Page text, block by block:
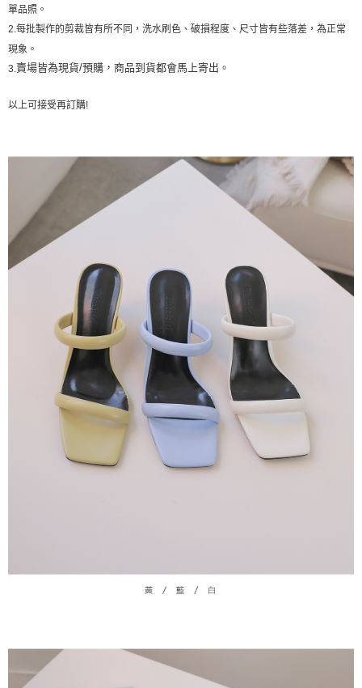
2.基於同意付款使用「大哥付你分期」之契約關係目的，商店將以您的個人
資料（包含姓名、電話或地址）提供予台灣大哥大進項蒐集、處理及利用，
由本公司與您本人進行分期帳單所需資料之確認、核對及更正。
後付繳納相關費用。
※ 交易是否成功請以「AFTEE先享後付 」之結帳頁面顯示為準，若有關於
是否繳費成功／繳費後需取消欲退款等相關疑問，請聯繫「AFTEE先享後付
客戶支援中心」
易，需依本服務之必要範圍內提供個人資料，並將交易相關給付款項請求債
３．未成年的使用者請事先徵得法定代理人或監護人之同意方可使用
「AFTEE先享後付」，若未經同意申辦者引起之損失，本公司不負相關責
４．使用「AFTEE先享後付」時，將依據個別帳號之用戶狀況，依本公司即
時審查核予不同之上限額度；若仍有額度不足之情形，本公司將視審查結果
請求用戶進行身份認證。
５．嚴禁一人註冊多個帳號或使用他人資訊註冊。若發現惡意使用之情形，
恩沛科技股份有限公司將有權停止該用戶之使用額度並採取法律行動。
已關閉，請勿下單(付取)
每筆NT$10,000
7-11取貨付款
每筆NT$100，滿NT$2,500(含以上)免運費
國家/地區配送
單品照。
2.每批製作的剪裁皆有所不同，洗水刷色、破損程度、尺寸皆有些落差，為正常
現象。
3.賣場皆為現貨/預購，商品到貨都會馬上寄出。
以上可接受再訂購!